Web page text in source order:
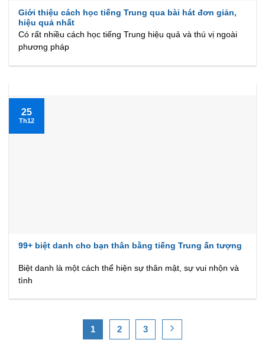
Giới thiệu cách học tiếng Trung qua bài hát đơn giản,
hiệu quả nhất
Có rất nhiều cách học tiếng Trung hiệu quả và thú vị ngoài
phương pháp
99+ biệt danh cho bạn thân bằng tiếng Trung ấn tượng
Biệt danh là một cách thể hiện sự thân mật, sự vui nhộn và
tình
25
Th12
1 2 3